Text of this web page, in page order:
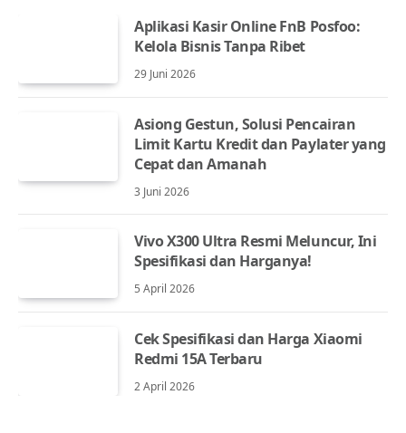
Aplikasi Kasir Online FnB Posfoo:
Kelola Bisnis Tanpa Ribet
29 Juni 2026
Asiong Gestun, Solusi Pencairan
Limit Kartu Kredit dan Paylater yang
Cepat dan Amanah
3 Juni 2026
Vivo X300 Ultra Resmi Meluncur, Ini
Spesifikasi dan Harganya!
5 April 2026
Cek Spesifikasi dan Harga Xiaomi
Redmi 15A Terbaru
2 April 2026